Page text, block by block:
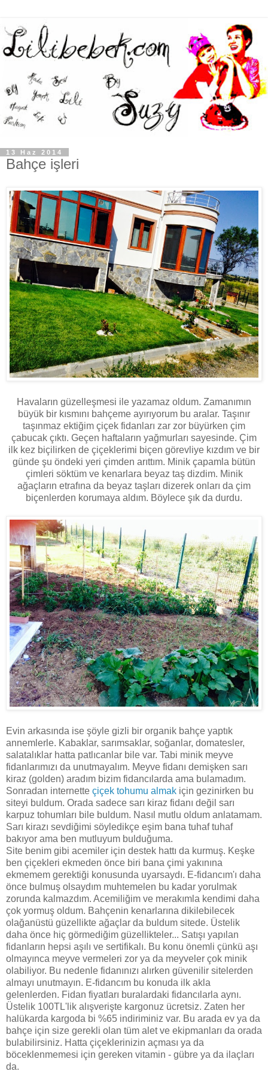
13 Haz 2014
Bahçe işleri
Havaların güzelleşmesi ile yazamaz oldum. Zamanımın
büyük bir kısmını bahçeme ayırıyorum bu aralar. Taşınır
taşınmaz ektiğim çiçek fidanları zar zor büyürken çim
çabucak çıktı. Geçen haftaların yağmurları sayesinde. Çim
ilk kez biçilirken de çiçeklerimi biçen görevliye kızdım ve bir
günde şu öndeki yeri çimden arıttım. Minik çapamla bütün
çimleri söktüm ve kenarlara beyaz taş dizdim. Minik
ağaçların etrafına da beyaz taşları dizerek onları da çim
biçenlerden korumaya aldım. Böylece şık da durdu.
Evin arkasında ise şöyle gizli bir organik bahçe yaptık
annemlerle. Kabaklar, sarımsaklar, soğanlar, domatesler,
salatalıklar hatta patlıcanlar bile var. Tabi minik meyve
fidanlarımızı da unutmayalım. Meyve fidanı demişken sarı
kiraz (golden) aradım bizim fidancılarda ama bulamadım.
Sonradan internette çiçek tohumu almak için gezinirken bu
siteyi buldum. Orada sadece sarı kiraz fidanı değil sarı
karpuz tohumları bile buldum. Nasıl mutlu oldum anlatamam.
Sarı kirazı sevdiğimi söyledikçe eşim bana tuhaf tuhaf
bakıyor ama ben mutluyum bulduğuma.
Site benim gibi acemiler için destek hattı da kurmuş. Keşke
ben çiçekleri ekmeden önce biri bana çimi yakınına
ekmemem gerektiği konusunda uyarsaydı. E-fidancım'ı daha
önce bulmuş olsaydım muhtemelen bu kadar yorulmak
zorunda kalmazdım. Acemiliğim ve merakımla kendimi daha
çok yormuş oldum. Bahçenin kenarlarına dikilebilecek
olağanüstü güzellikte ağaçlar da buldum sitede. Üstelik
daha önce hiç görmediğim güzellikteler... Satışı yapılan
fidanların hepsi aşılı ve sertifikalı. Bu konu önemli çünkü aşı
olmayınca meyve vermeleri zor ya da meyveler çok minik
olabiliyor. Bu nedenle fidanınızı alırken güvenilir sitelerden
almayı unutmayın. E-fidancım bu konuda ilk akla
gelenlerden. Fidan fiyatları buralardaki fidancılarla aynı.
Üstelik 100TL'lik alışverişte kargonuz ücretsiz. Zaten her
halükarda kargoda bi %65 indiriminiz var. Bu arada ev ya da
bahçe için size gerekli olan tüm alet ve ekipmanları da orada
bulabilirsiniz. Hatta çiçeklerinizin açması ya da
böceklenmemesi için gereken vitamin - gübre ya da ilaçları
da.